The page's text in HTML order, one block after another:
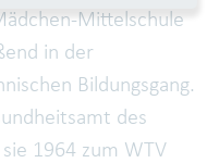
Mittelschule
in der
Bildungsgang.
des
1964 zum WTV